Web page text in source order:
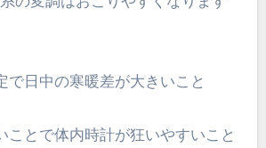
で日中の寒暖差が大きいこと
ことで体内時計が狂いやすいこと